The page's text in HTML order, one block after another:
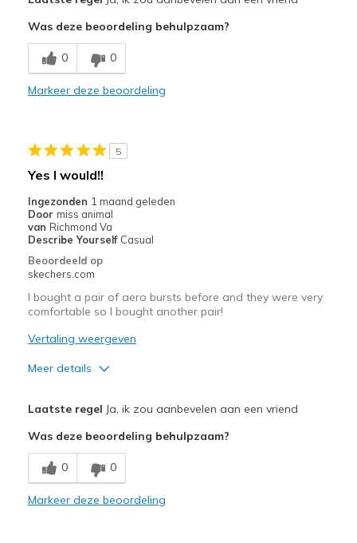
Breathe Well
Comfortable
Beste toepassingen
Width
Sizing
Feels full size too small
View On Shoes
Was deze beoordeling behulpzaam?
0 0
Markeer deze beoordeling
5
Yes I would!!
Ingezonden 1 maand geleden
Door miss animal
van Richmond Va
Describe Yourself Casual
Beoordeeld op
skechers.com
I bought a pair of aero bursts before and they were very
comfortable so I bought another pair!
Vertaling weergeven
Meer details
Comfortable
Stylish
Laatste regel Ja, ik zou aanbevelen aan een vriend
Was deze beoordeling behulpzaam?
0 0
Markeer deze beoordeling